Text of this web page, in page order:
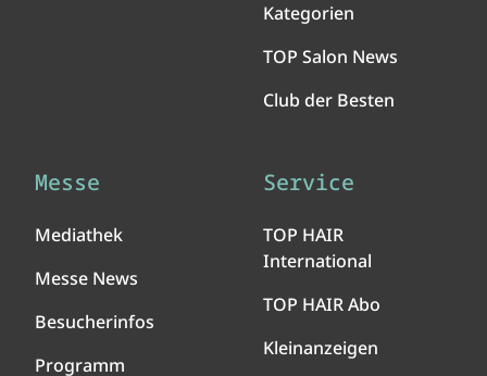
Kategorien
TOP Salon News
Club der Besten
Messe
Mediathek
Messe News
Besucherinfos
Programm
Service
TOP HAIR
International
TOP HAIR Abo
Kleinanzeigen